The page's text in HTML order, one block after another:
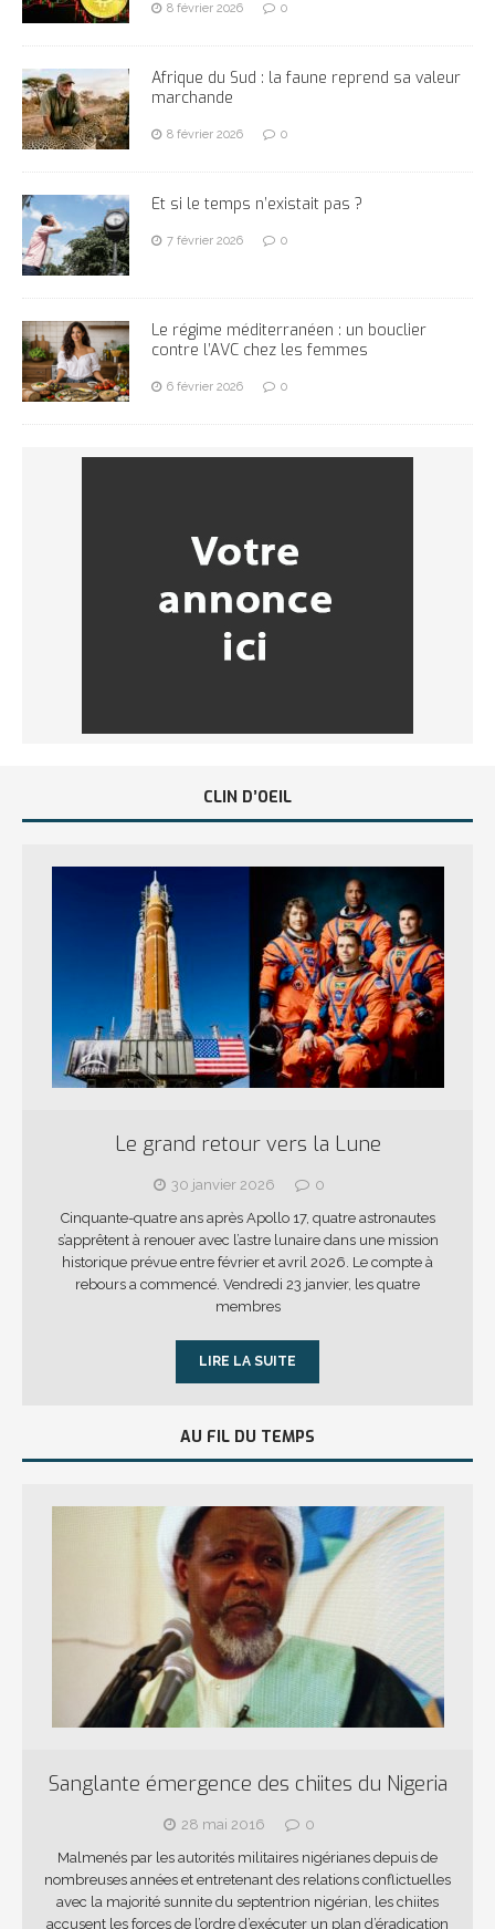
8 février 2026 0
Afrique du Sud : la faune reprend sa valeur
marchande
8 février 2026 0
Et si le temps n’existait pas ?
7 février 2026 0
Le régime méditerranéen : un bouclier
contre l’AVC chez les femmes
6 février 2026 0
CLIN D’OEIL
Le grand retour vers la Lune
30 janvier 2026
0
Cinquante-quatre ans après Apollo 17, quatre astronautes
s’apprêtent à renouer avec l’astre lunaire dans une mission
historique prévue entre février et avril 2026. Le compte à
rebours a commencé. Vendredi 23 janvier, les quatre
membres
LIRE LA SUITE
AU FIL DU TEMPS
Sanglante émergence des chiites du Nigeria
28 mai 2016
0
Malmenés par les autorités militaires nigérianes depuis de
nombreuses années et entretenant des relations conflictuelles
avec la majorité sunnite du septentrion nigérian, les chiites
accusent les forces de l’ordre d’exécuter un plan d’éradication